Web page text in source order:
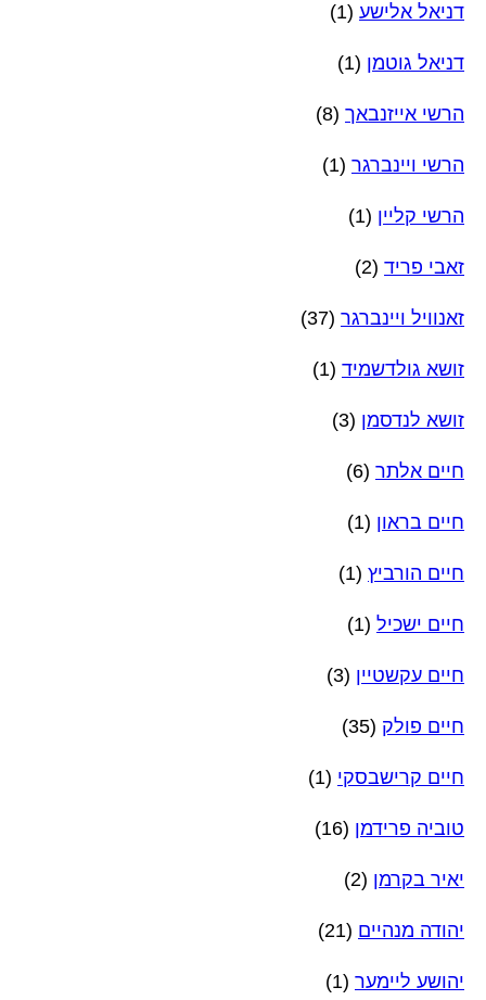
דניאל אלישע (1)
דניאל גוטמן (1)
הרשי אייזנבאך (8)
הרשי ויינברגר (1)
הרשי קליין (1)
זאבי פריד (2)
זאנוויל ויינברגר (37)
זושא גולדשמיד (1)
זושא לנדסמן (3)
חיים אלתר (6)
חיים בראון (1)
חיים הורביץ (1)
חיים ישכיל (1)
חיים עקשטיין (3)
חיים פולק (35)
חיים קרישבסקי (1)
טוביה פרידמן (16)
יאיר בקרמן (2)
יהודה מנהיים (21)
יהושע ליימער (1)